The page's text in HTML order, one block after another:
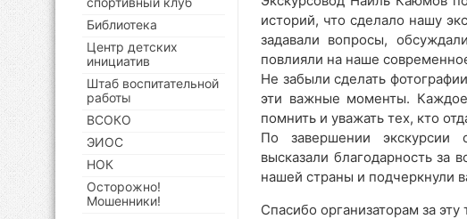
историй, что сделало нашу
задавали вопросы,
повлияли на наше
Не забыли сделать
эти важные моменты.
помнить и уважать тех, кто
По завершении экскурсии
высказали благодарность за
нашей страны и подчеркнули
Спасибо организаторам за
Библиотека
Центр детских
инициатив
Штаб воспитательной
работы
ВСОКО
ЭИОС
НОК
Осторожно!
Мошенники!